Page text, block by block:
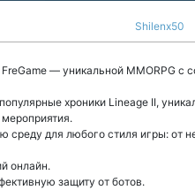
Shilenx50
— уникальной MMORPG
хроники Lineage II,
для любого стиля игры: от
онлайн.
защиту от ботов.